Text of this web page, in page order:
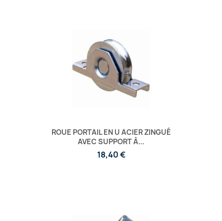
ROUE PORTAIL EN U ACIER ZINGUÉ
AVEC SUPPORT À...
18,40 €